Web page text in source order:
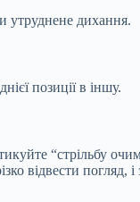
утруднене дихання.
позиції в іншу.
“стрільбу
відвести погляд,